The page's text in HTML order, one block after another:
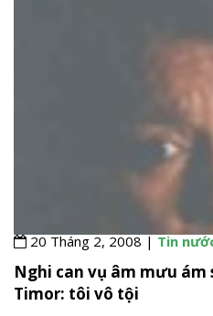
20 Tháng 2, 2008 |Tin
Nghi can vụ âm mưu
Timor: tôi vô tội